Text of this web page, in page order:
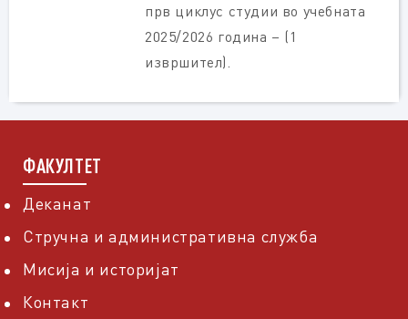
прв циклус студии во учебната
2025/2026 година – (1
извршител).
ФАКУЛТЕТ
Деканат
Стручна и административна служба
Мисија и историјат
Контакт